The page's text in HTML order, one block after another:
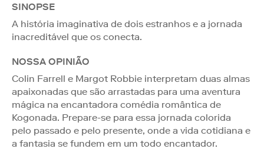
SINOPSE
A história imaginativa de dois estranhos e a jornada
inacreditável que os conecta.
NOSSA OPINIÃO
Colin Farrell e Margot Robbie interpretam duas almas
apaixonadas que são arrastadas para uma aventura
mágica na encantadora comédia romântica de
Kogonada. Prepare-se para essa jornada colorida
pelo passado e pelo presente, onde a vida cotidiana e
a fantasia se fundem em um todo encantador.